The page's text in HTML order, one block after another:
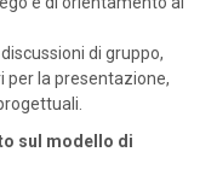
di gruppo,
per la presentazione,
sul modello di